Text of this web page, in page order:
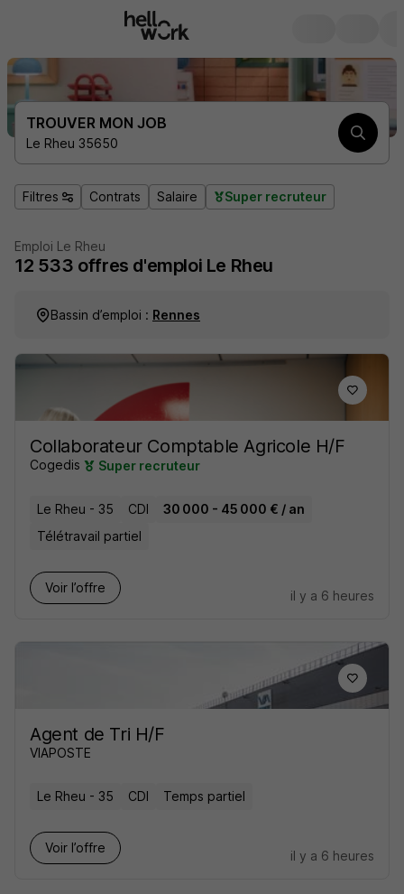
TROUVER MON JOB
Le Rheu 35650
Filtres Contrats Salaire Super recruteur
Emploi Le Rheu
12 533 offres d'emploi Le Rheu
Bassin d’emploi : Rennes
Collaborateur Comptable Agricole H/F
Cogedis Super recruteur
Le Rheu - 35 CDI
30 000 - 45 000 € / an
Télétravail partiel
Voir l’offre
il y a 6 heures
Agent de Tri H/F
VIAPOSTE
Le Rheu - 35 CDI Temps partiel
Voir l’offre
il y a 6 heures